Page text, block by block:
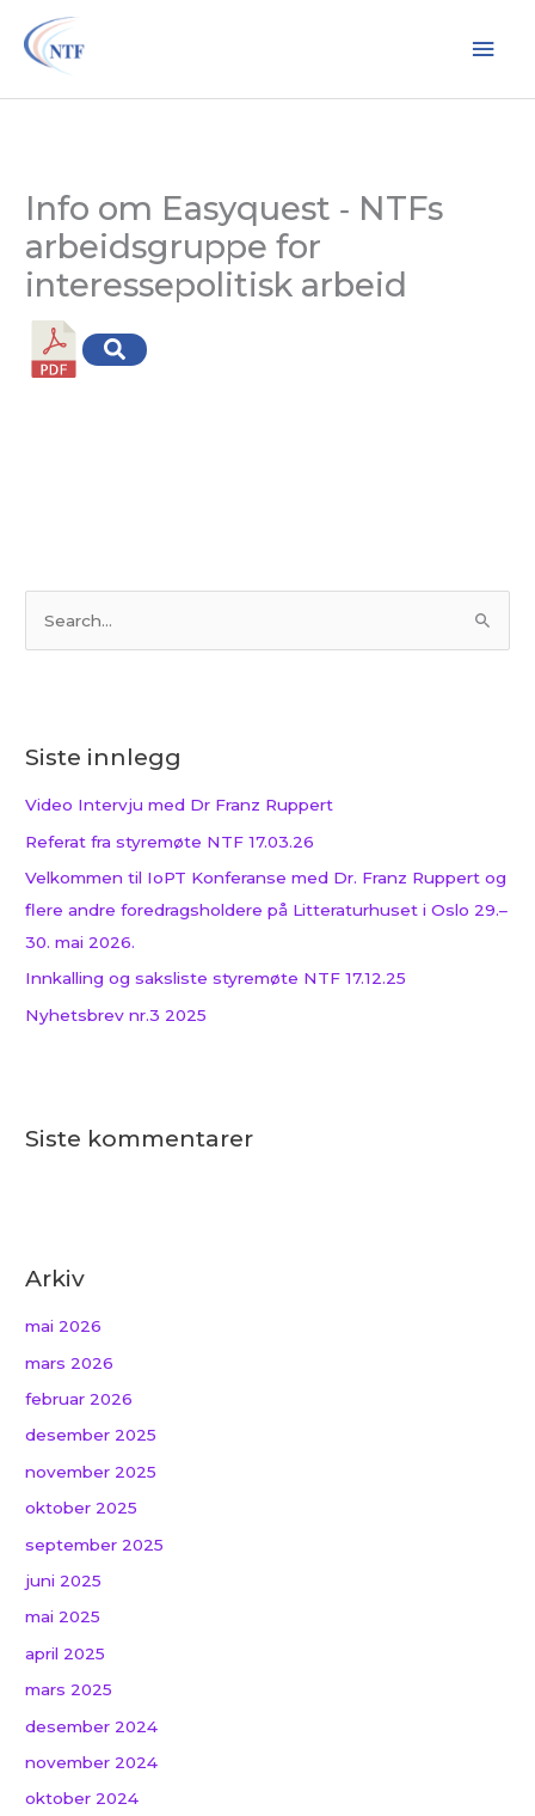
rett
innholdet
Info om Easyquest ‐ NTFs
arbeidsgruppe for
interessepolitisk arbeid
ø
t
r
:
Siste innlegg
Video Intervju med Dr Franz Ruppert
Referat fra styremøte NTF 17.03.26
Velkommen til IoPT Konferanse med Dr. Franz Ruppert og
flere andre foredragsholdere på Litteraturhuset i Oslo 29.–
30. mai 2026.
Innkalling og saksliste styremøte NTF 17.12.25
Nyhetsbrev nr.3 2025
Siste kommentarer
Arkiv
mai 2026
mars 2026
februar 2026
desember 2025
november 2025
oktober 2025
september 2025
juni 2025
mai 2025
april 2025
mars 2025
desember 2024
november 2024
oktober 2024